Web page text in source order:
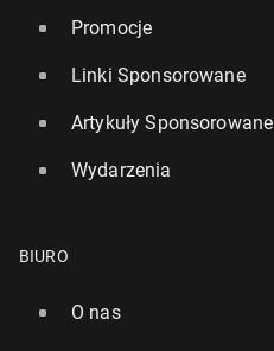
Promocje
Linki Sponsorowane
Artykuły Sponsorowane
Wydarzenia
BIURO
O nas